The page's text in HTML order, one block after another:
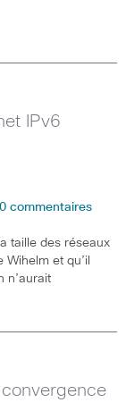
IPv6
commentaires
taille des réseaux
Wihelm et qu’il
n’aurait